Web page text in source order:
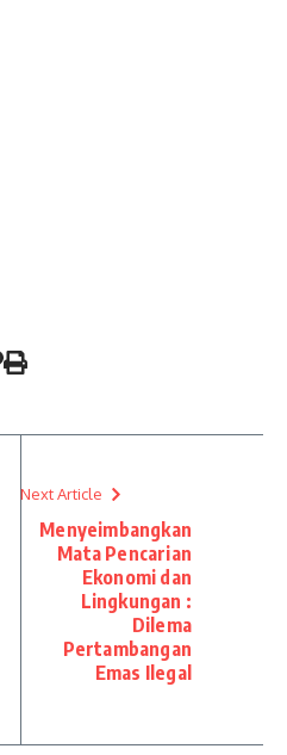
Next Article
Menyeimbangkan
Mata Pencarian
Ekonomi dan
Lingkungan :
Dilema
Pertambangan
Emas Ilegal